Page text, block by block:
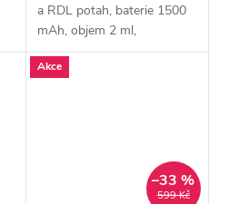
a RDL potah, baterie 1500
mAh, objem 2 ml,
automatické spínání potahu,
výkon 5-40 W, rychlé
Akce
599 Kč
–33 %